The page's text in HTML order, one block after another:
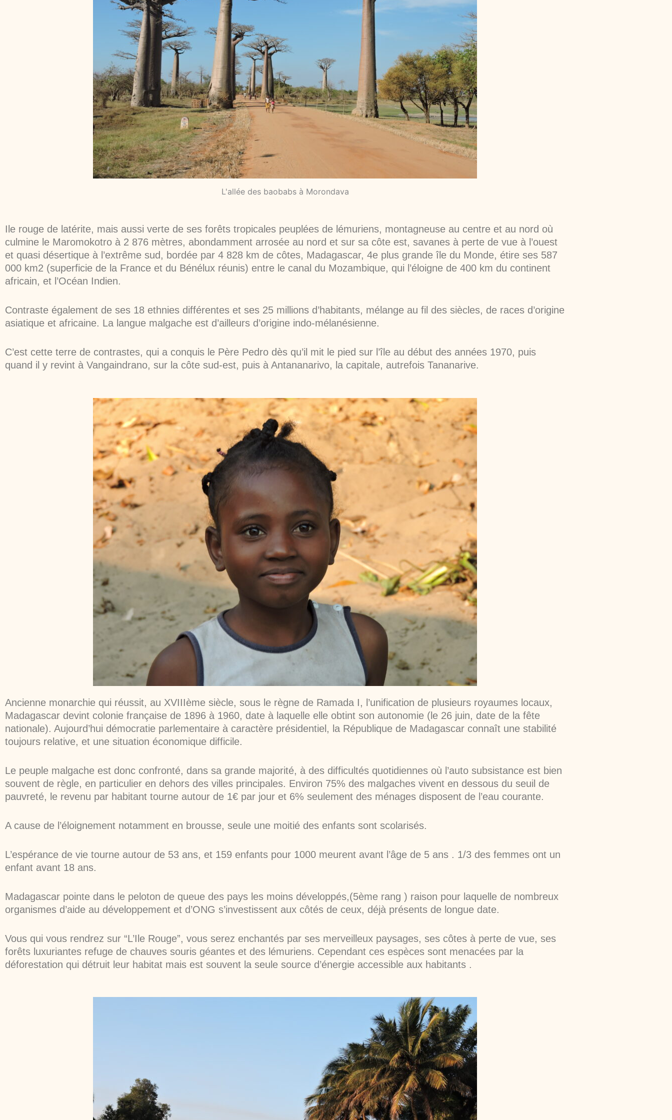
L'allée des baobabs à Morondava
Ile rouge de latérite, mais aussi verte de ses forêts tropicales peuplées de lémuriens, montagneuse au centre et au nord où
culmine le Maromokotro à 2 876 mètres, abondamment arrosée au nord et sur sa côte est, savanes à perte de vue à l’ouest
et quasi désertique à l’extrême sud, bordée par 4 828 km de côtes, Madagascar, 4e plus grande île du Monde, étire ses 587
000 km2 (superficie de la France et du Bénélux réunis) entre le canal du Mozambique, qui l’éloigne de 400 km du continent
africain, et l’Océan Indien.
Contraste également de ses 18 ethnies différentes et ses 25 millions d’habitants, mélange au fil des siècles, de races d’origine
asiatique et africaine. La langue malgache est d’ailleurs d’origine indo-mélanésienne.
C’est cette terre de contrastes, qui a conquis le Père Pedro dès qu’il mit le pied sur l’île au début des années 1970, puis
quand il y revint à Vangaindrano, sur la côte sud-est, puis à Antananarivo, la capitale, autrefois Tananarive.
Ancienne monarchie qui réussit, au XVIIIème siècle, sous le règne de Ramada I, l’unification de plusieurs royaumes locaux,
Madagascar devint colonie française de 1896 à 1960, date à laquelle elle obtint son autonomie (le 26 juin, date de la fête
nationale). Aujourd’hui démocratie parlementaire à caractère présidentiel, la République de Madagascar connaît une stabilité
toujours relative, et une situation économique difficile.
Le peuple malgache est donc confronté, dans sa grande majorité, à des difficultés quotidiennes où l’auto subsistance est bien
souvent de règle, en particulier en dehors des villes principales. Environ 75% des malgaches vivent en dessous du seuil de
pauvreté, le revenu par habitant tourne autour de 1€ par jour et 6% seulement des ménages disposent de l’eau courante.
A cause de l’éloignement notamment en brousse, seule une moitié des enfants sont scolarisés.
L’espérance de vie tourne autour de 53 ans, et 159 enfants pour 1000 meurent avant l’âge de 5 ans . 1/3 des femmes ont un
enfant avant 18 ans.
Madagascar pointe dans le peloton de queue des pays les moins développés,(5ème rang ) raison pour laquelle de nombreux
organismes d’aide au développement et d’ONG s’investissent aux côtés de ceux, déjà présents de longue date.
Vous qui vous rendrez sur “L’Ile Rouge”, vous serez enchantés par ses merveilleux paysages, ses côtes à perte de vue, ses
forêts luxuriantes refuge de chauves souris géantes et des lémuriens. Cependant ces espèces sont menacées par la
déforestation qui détruit leur habitat mais est souvent la seule source d’énergie accessible aux habitants .